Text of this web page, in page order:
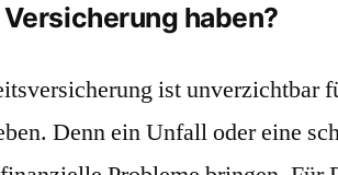
haben?
ist unverzichtbar
Denn ein Unfall oder eine